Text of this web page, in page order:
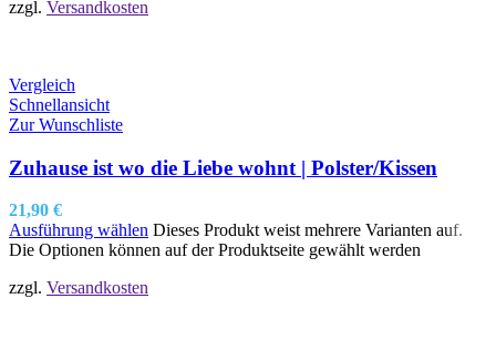
zzgl. Versandkosten
Vergleich
Schnellansicht
Zur Wunschliste
Zuhause ist wo die Liebe wohnt | Polster/Kissen
21,90 €
Ausführung wählen Dieses Produkt weist mehrere Varianten auf.
Die Optionen können auf der Produktseite gewählt werden
zzgl. Versandkosten